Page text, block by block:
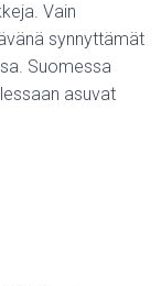
Vain
synnyttämät
Suomessa
asuvat